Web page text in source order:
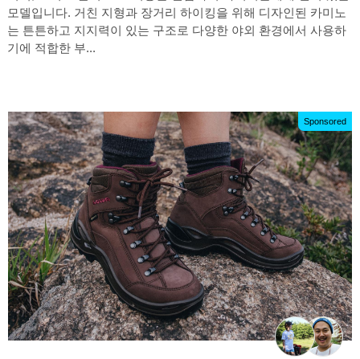
모델입니다. 거친 지형과 장거리 하이킹을 위해 디자인된 카미노
는 튼튼하고 지지력이 있는 구조로 다양한 야외 환경에서 사용하
기에 적합한 부...
Sponsored